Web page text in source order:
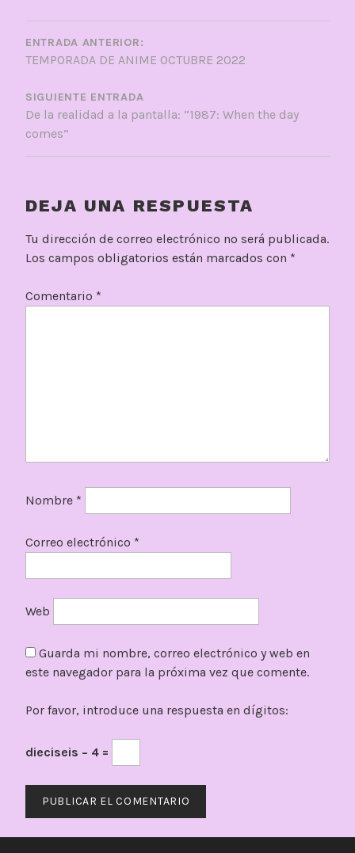
NAVEGACIÓN
DE
ENTRADAS
ENTRADA ANTERIOR:
TEMPORADA DE ANIME OCTUBRE 2022
SIGUIENTE ENTRADA
De la realidad a la pantalla: “1987: When the day
comes”
DEJA UNA RESPUESTA
Tu dirección de correo electrónico no será publicada.
Los campos obligatorios están marcados con *
Comentario *
Nombre *
Correo electrónico *
Web
Guarda mi nombre, correo electrónico y web en
este navegador para la próxima vez que comente.
Por favor, introduce una respuesta en dígitos:
dieciseis − 4 =